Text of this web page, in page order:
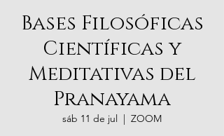
Bases Filosóficas
Científicas y
Meditativas del
Pranayama
sáb 11 de jul
  |
ZOOM